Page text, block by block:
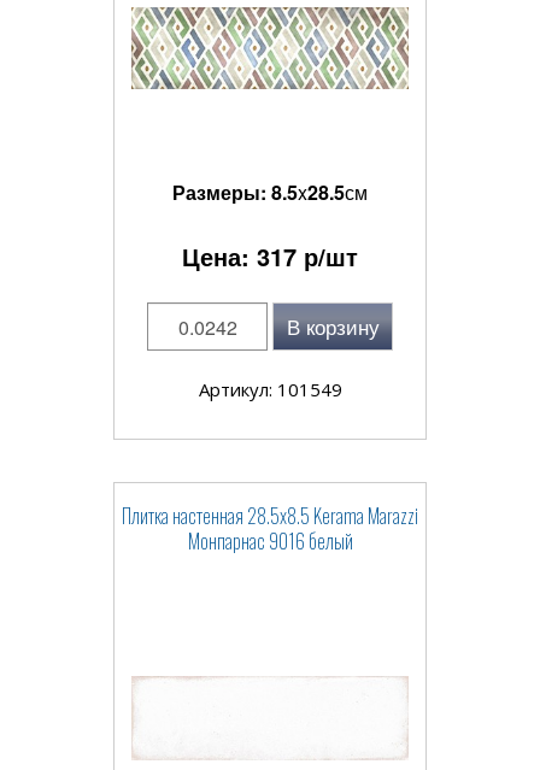
Размеры: 8.5x28.5см
Цена: 317 р/шт
В корзину
Артикул: 101549
Плитка настенная 28.5x8.5 Kerama Marazzi
Монпарнас 9016 белый